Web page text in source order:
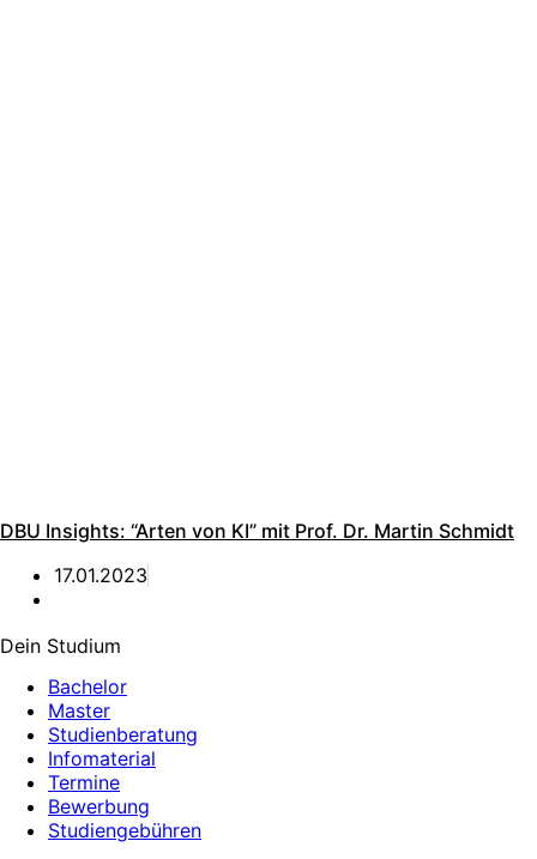
DBU Insights: “Arten von KI” mit Prof. Dr. Martin Schmidt
17.01.2023
Dein Studium
Bachelor
Master
Studienberatung
Infomaterial
Termine
Bewerbung
Studiengebühren